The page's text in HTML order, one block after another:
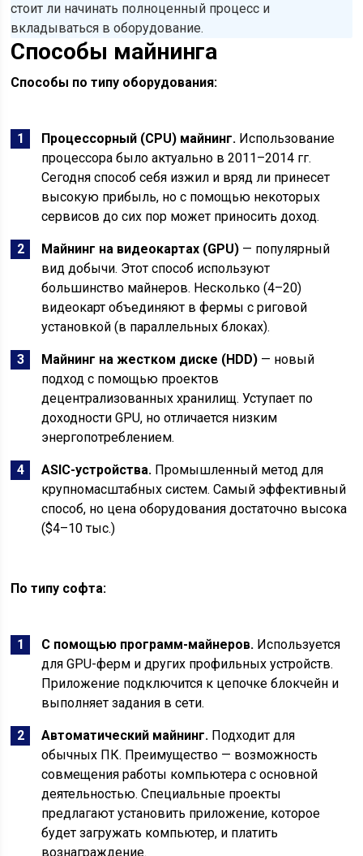
стоит ли начинать полноценный процесс и
вкладываться в оборудование.
Способы майнинга
Способы по типу оборудования:
Процессорный (CPU) майнинг. Использование
процессора было актуально в 2011–2014 гг.
Сегодня способ себя изжил и вряд ли принесет
высокую прибыль, но с помощью некоторых
сервисов до сих пор может приносить доход.
Майнинг на видеокартах (GPU) — популярный
вид добычи. Этот способ используют
большинство майнеров. Несколько (4–20)
видеокарт объединяют в фермы с риговой
установкой (в параллельных блоках).
Майнинг на жестком диске (HDD) — новый
подход с помощью проектов
децентрализованных хранилищ. Уступает по
доходности GPU, но отличается низким
энергопотреблением.
ASIC-устройства. Промышленный метод для
крупномасштабных систем. Самый эффективный
способ, но цена оборудования достаточно высока
($4–10 тыс.)
По типу софта:
C помощью программ-майнеров. Используется
для GPU-ферм и других профильных устройств.
Приложение подключится к цепочке блокчейн и
выполняет задания в сети.
Автоматический майнинг. Подходит для
обычных ПК. Преимущество — возможность
совмещения работы компьютера с основной
деятельностью. Специальные проекты
предлагают установить приложение, которое
будет загружать компьютер, и платить
вознаграждение.